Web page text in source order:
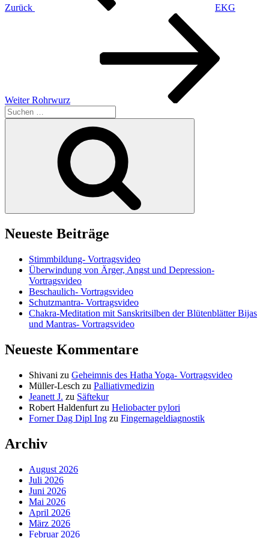
Zurück
EKG
Weiter Rohrwurz
Suchen
nach:
Neueste Beiträge
Stimmbildung- Vortragsvideo
Überwindung von Ärger, Angst und Depression-
Vortragsvideo
Beschaulich- Vortragsvideo
Schutzmantra- Vortragsvideo
Chakra-Meditation mit Sanskritsilben der Blütenblätter Bijas
und Mantras- Vortragsvideo
Neueste Kommentare
Shivani zu Geheimnis des Hatha Yoga- Vortragsvideo
Müller-Lesch zu Palliativmedizin
Jeanett J. zu Säftekur
Robert Haldenfurt zu Heliobacter pylori
Forner Dag Dipl Ing zu Fingernageldiagnostik
Archiv
August 2026
Juli 2026
Juni 2026
Mai 2026
April 2026
März 2026
Februar 2026